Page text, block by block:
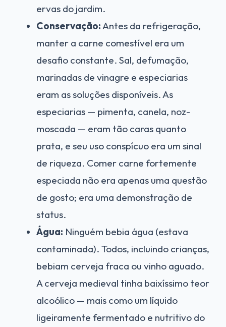
ervas do jardim.
Conservação:Antes da refrigeração,
manter a carne comestível era um
desafio constante. Sal, defumação,
marinadas de vinagre e especiarias
eram as soluções disponíveis. As
especiarias — pimenta, canela, noz-
moscada — eram tão caras quanto
prata, e seu uso conspícuo era um sinal
de riqueza. Comer carne fortemente
especiada não era apenas uma questão
de gosto; era uma demonstração de
status.
Água: Ninguém bebia água (estava
contaminada). Todos, incluindo crianças,
bebiam cerveja fraca ou vinho aguado.
A cerveja medieval tinha baixíssimo teor
alcoólico — mais como um líquido
ligeiramente fermentado e nutritivo do